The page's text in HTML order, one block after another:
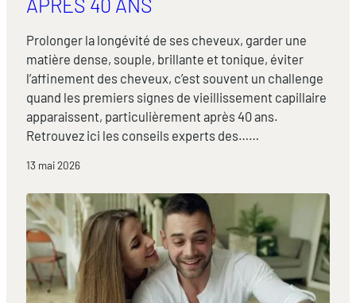
APRÈS 40 ANS
Prolonger la longévité de ses cheveux, garder une
matière dense, souple, brillante et tonique, éviter
l’affinement des cheveux, c’est souvent un challenge
quand les premiers signes de vieillissement capillaire
apparaissent, particulièrement après 40 ans.
Retrouvez ici les conseils experts des……
13 mai 2026